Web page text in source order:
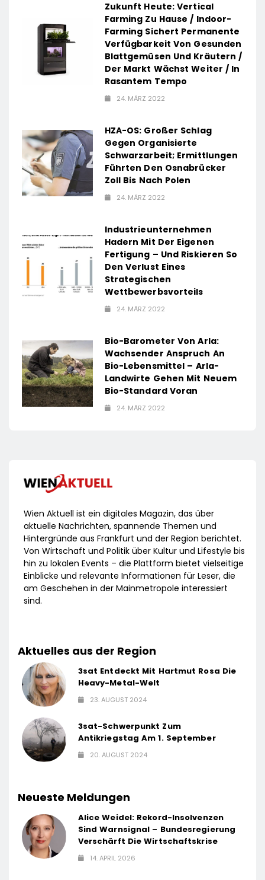
Zukunft Heute: Vertical
Farming Zu Hause / Indoor-
Farming Sichert Permanente
Verfügbarkeit Von Gesunden
Blattgemüsen Und Kräutern /
Der Markt Wächst Weiter / In
Rasantem Tempo
24. MÄRZ 2022
HZA-OS: Großer Schlag
Gegen Organisierte
Schwarzarbeit; Ermittlungen
Führten Den Osnabrücker
Zoll Bis Nach Polen
24. MÄRZ 2022
Industrieunternehmen
Hadern Mit Der Eigenen
Fertigung – Und Riskieren So
Den Verlust Eines
Strategischen
Wettbewerbsvorteils
24. MÄRZ 2022
Bio-Barometer Von Arla:
Wachsender Anspruch An
Bio-Lebensmittel – Arla-
Landwirte Gehen Mit Neuem
Bio-Standard Voran
24. MÄRZ 2022
Wien Aktuell ist ein digitales Magazin, das über
aktuelle Nachrichten, spannende Themen und
Hintergründe aus Frankfurt und der Region berichtet.
Von Wirtschaft und Politik über Kultur und Lifestyle bis
hin zu lokalen Events – die Plattform bietet vielseitige
Einblicke und relevante Informationen für Leser, die
am Geschehen in der Mainmetropole interessiert
sind.
Aktuelles aus der Region
3sat Entdeckt Mit Hartmut Rosa Die
Heavy-Metal-Welt
23. AUGUST 2024
3sat-Schwerpunkt Zum
Antikriegstag Am 1. September
20. AUGUST 2024
Neueste Meldungen
Alice Weidel: Rekord-Insolvenzen
Sind Warnsignal – Bundesregierung
Verschärft Die Wirtschaftskrise
14. APRIL 2026